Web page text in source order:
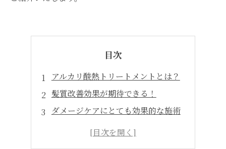
目次
アルカリ酸熱トリートメントとは？
髪質改善効果が期待できる！
ダメージケアにとても効果的な施術
美容室でしかできない専門技術